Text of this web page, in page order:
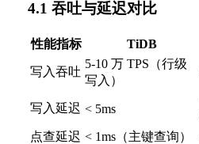
4.1 吞吐与延迟对比
性能指标 TiDB
写入吞吐
5-10 万 TPS（行级
写入）
写入延迟 < 5ms
点查延迟 < 1ms（主键查询）